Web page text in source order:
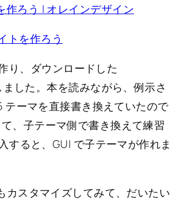
ろう | オレインデザイン
トを作ろう
り、ダウンロードした
した。本を読みながら、例示さ
ーマを直接書き換えていたので
、子テーマ側で書き換えて練習
ると、GUI で子テーマが作れま
カスタマイズしてみて、だいたい